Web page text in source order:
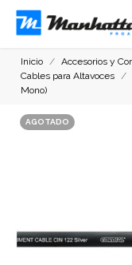
Inicio Accesorios y
Cables para Altavoces
Mono)
AGOTADO